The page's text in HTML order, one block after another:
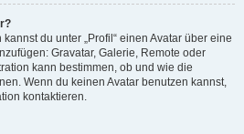
du unter „Profil“ einen Avatar über eine
Gravatar, Galerie, Remote oder
kann bestimmen, ob und wie die
Wenn du keinen Avatar benutzen kannst,
kontaktieren.